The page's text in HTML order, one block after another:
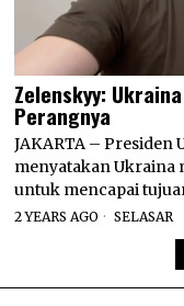
Zelenskyy:
Perangnya
JAKARTA – Presiden
menyatakan Ukraina
untuk mencapai
2 YEARS AGO SELASAR